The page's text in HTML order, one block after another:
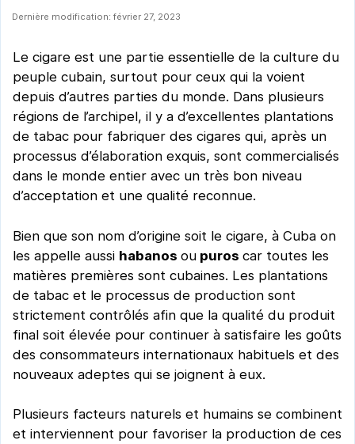
Dernière modification: février 27, 2023
Le cigare est une partie essentielle de la culture du
peuple cubain, surtout pour ceux qui la voient
depuis d’autres parties du monde. Dans plusieurs
régions de l’archipel, il y a d’excellentes plantations
de tabac pour fabriquer des cigares qui, après un
processus d’élaboration exquis, sont commercialisés
dans le monde entier avec un très bon niveau
d’acceptation et une qualité reconnue.
Bien que son nom d’origine soit le cigare, à Cuba on
les appelle aussi habanos ou puros car toutes les
matières premières sont cubaines. Les plantations
de tabac et le processus de production sont
strictement contrôlés afin que la qualité du produit
final soit élevée pour continuer à satisfaire les goûts
des consommateurs internationaux habituels et des
nouveaux adeptes qui se joignent à eux.
Plusieurs facteurs naturels et humains se combinent
et interviennent pour favoriser la production de ces